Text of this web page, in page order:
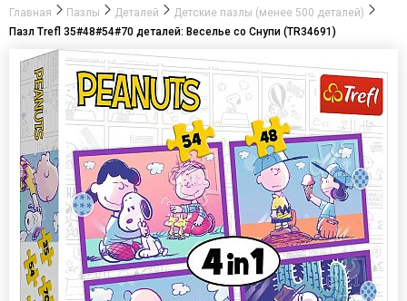
Главная Пазлы Деталей
Детские пазлы (менее 500 деталей)
Пазл Trefl 35#48#54#70 деталей: Веселье со Снупи (TR34691)